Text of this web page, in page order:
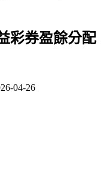
彩券盈餘分配
04-26